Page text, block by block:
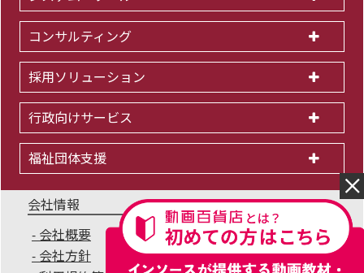
コンサルティング
採用ソリューション
行政向けサービス
福祉団体支援
会社情報
会社概要
IR情報
採用情報
会社方針
個人情報保護方針